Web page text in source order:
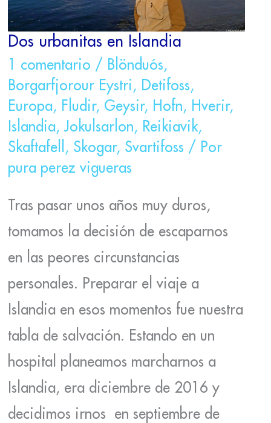
Dos urbanitas en Islandia
1 comentario / Blönduós,
Borgarfjorour Eystri, Detifoss,
Europa, Fludir, Geysir, Hofn, Hverir,
Islandia, Jokulsarlon, Reikiavik,
Skaftafell , Skogar, Svartifoss / Por
pura perez vigueras
Tras pasar unos años muy duros,
tomamos la decisión de escaparnos
en las peores circunstancias
personales. Preparar el viaje a
Islandia en esos momentos fue nuestra
tabla de salvación. Estando en un
hospital planeamos marcharnos a
Islandia, era diciembre de 2016 y
decidimos irnos en septiembre de